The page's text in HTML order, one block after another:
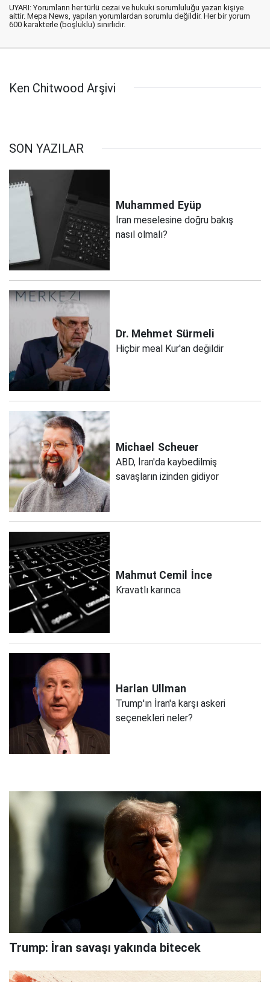
UYARI: Yorumların her türlü cezai ve hukuki sorumluluğu yazan kişiye
aittir. Mepa News, yapılan yorumlardan sorumlu değildir. Her bir yorum
600 karakterle (boşluklu) sınırlıdır.
Ken Chitwood Arşivi
SON YAZILAR
Muhammed Eyüp
İran meselesine doğru bakış
nasıl olmalı?
Dr. Mehmet Sürmeli
Hiçbir meal Kur'an değildir
Michael Scheuer
ABD, İran'da kaybedilmiş
savaşların izinden gidiyor
Mahmut Cemil İnce
Kravatlı karınca
Harlan Ullman
Trump'ın İran'a karşı askeri
seçenekleri neler?
Trump: İran savaşı yakında bitecek